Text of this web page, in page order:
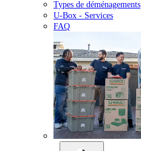
Types de déménagements
U-Box - Services
FAQ